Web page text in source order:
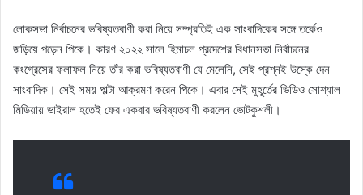
লোকসভা নির্বাচনের ভবিষ্যতবাণী করা নিয়ে সম্প্রতিই এক সাংবাদিকের সঙ্গে তর্কেও
জড়িয়ে পড়েন পিকে। কারণ ২০২২ সালে হিমাচল প্রদেশের বিধানসভা নির্বাচনের
কংগ্রেসের ফলাফল নিয়ে তাঁর করা ভবিষ্যতবাণী যে মেলেনি, সেই প্রশ্নই উস্কে দেন
সাংবাদিক। সেই সময় পাল্টা আক্রমণ করেন পিকে। এবার সেই মুহূর্তের ভিডিও সোশ্যাল
মিডিয়ায় ভাইরাল হতেই ফের একবার ভবিষ্যতবাণী করলেন ভোটকুশলী।